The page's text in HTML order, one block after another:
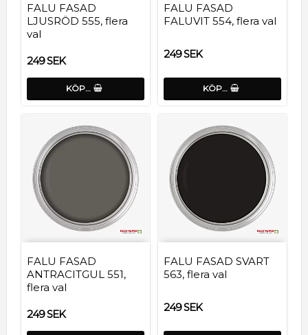
FALU FASAD
LJUSRÖD 555, flera
val
249 SEK
KÖP…
FALU FASAD
FALUVIT 554, flera val
249 SEK
KÖP…
FALU FASAD
ANTRACITGUL 551,
flera val
249 SEK
FALU FASAD SVART
563, flera val
249 SEK